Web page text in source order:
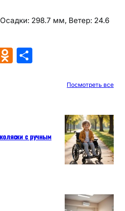
298.7 мм, Ветер: 24.6
O
a
О
в
Посмотреть все
с ручным